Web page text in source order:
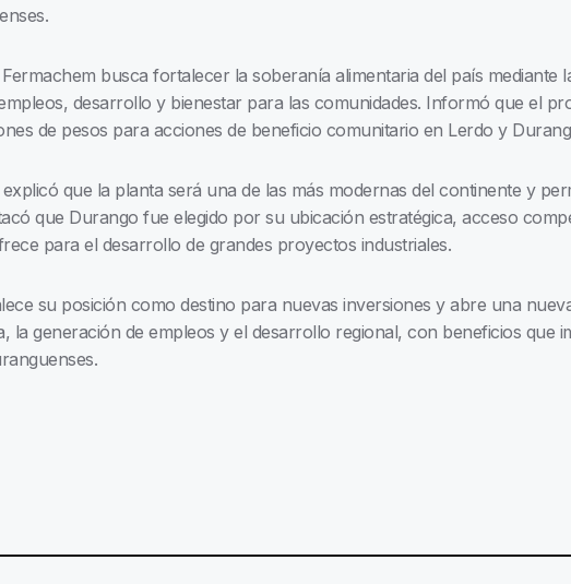
busca fortalecer la soberanía alimentaria del país mediante
desarrollo y bienestar para las comunidades. Informó que el
de pesos para acciones de beneficio comunitario en Lerdo y
que la planta será una de las más modernas del continente y
que Durango fue elegido por su ubicación estratégica, acceso
para el desarrollo de grandes proyectos industriales.
su posición como destino para nuevas inversiones y abre una
la generación de empleos y el desarrollo regional, con beneficios que